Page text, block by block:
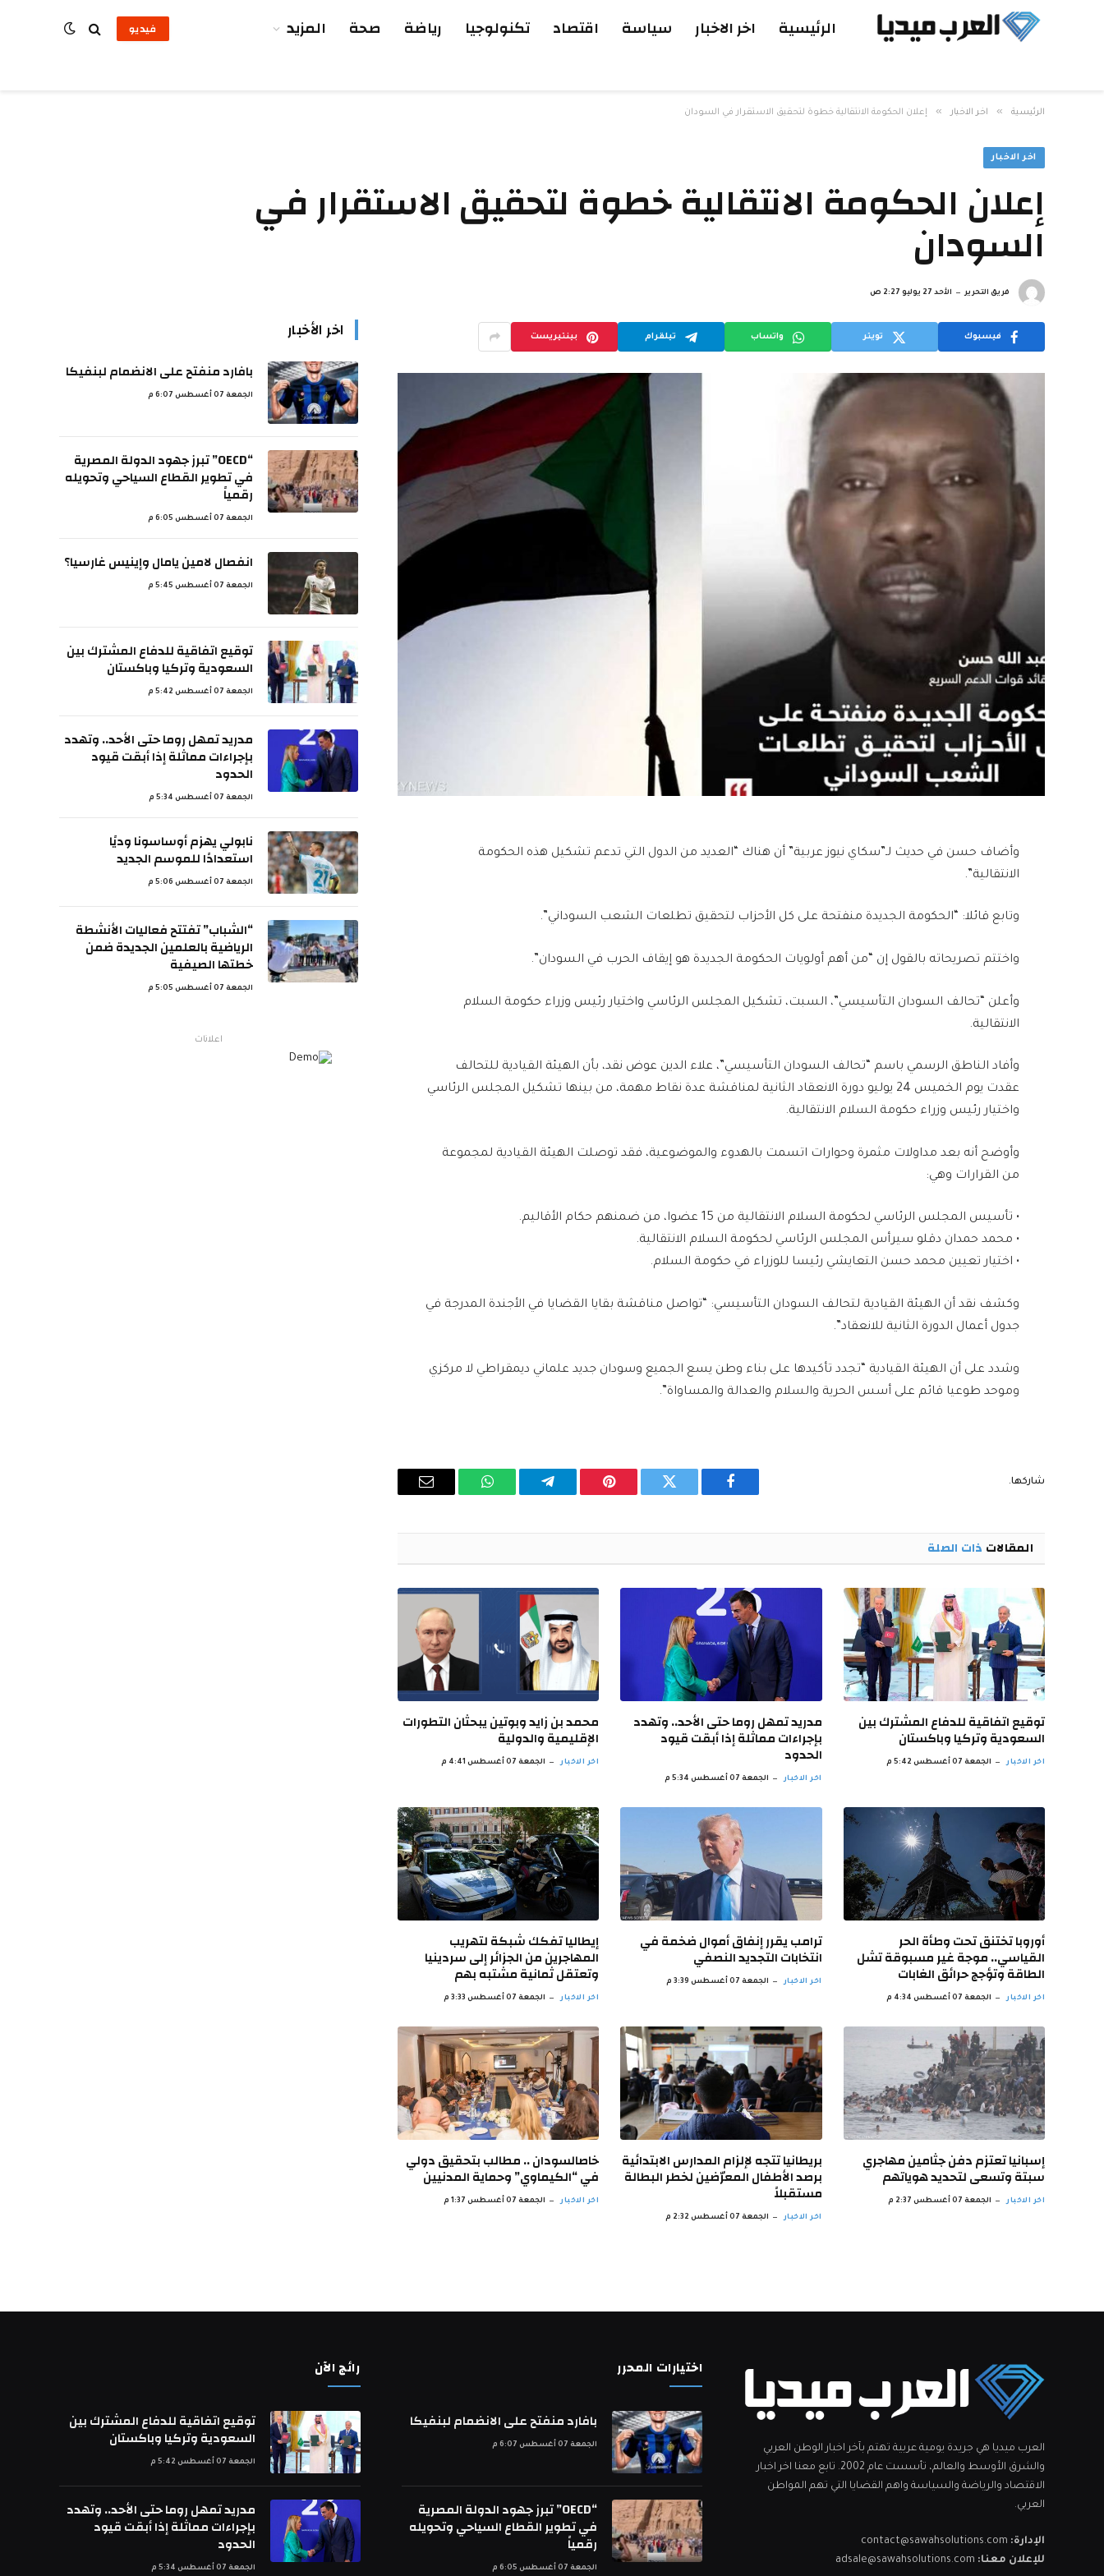
الرئيسية اخر الاخبار سياسة اقتصاد تكنولوجيا رياضة صحة المزيد فيديو
الرئيسية » اخر الاخبار » إعلان الحكومة الانتقالية خطوة لتحقيق الاستقرار في السودان
اخر الاخبار
إعلان الحكومة الانتقالية خطوة لتحقيق الاستقرار في
السودان
فريق التحرير الأحد 27 يوليو 2:27 ص
فيسبوك تويتر واتساب تيلقرام بينتيريست
وأضاف حسن في حديث لـ”سكاي نيوز عربية” أن هناك “العديد من الدول التي تدعم تشكيل هذه الحكومة
الانتقالية”.
وتابع قائلا: “الحكومة الجديدة منفتحة على كل الأحزاب لتحقيق تطلعات الشعب السوداني”.
واختتم تصريحاته بالقول إن “من أهم أولويات الحكومة الجديدة هو إيقاف الحرب في السودان”.
وأعلن “تحالف السودان التأسيسي”، السبت، تشكيل المجلس الرئاسي واختيار رئيس وزراء حكومة السلام
الانتقالية.
وأفاد الناطق الرسمي باسم “تحالف السودان التأسيسي”، علاء الدين عوض نقد، بأن الهيئة القيادية للتحالف
عقدت يوم الخميس 24 يوليو دورة الانعقاد الثانية لمناقشة عدة نقاط مهمة، من بينها تشكيل المجلس الرئاسي
واختيار رئيس وزراء حكومة السلام الانتقالية.
وأوضح أنه بعد مداولات مثمرة وحوارات اتسمت بالهدوء والموضوعية، فقد توصلت الهيئة القيادية لمجموعة
من القرارات وهي:
• تأسيس المجلس الرئاسي لحكومة السلام الانتقالية من 15 عضوا، من ضمنهم حكام الأقاليم.
• محمد حمدان دقلو سيرأس المجلس الرئاسي لحكومة السلام الانتقالية.
• اختيار تعيين محمد حسن التعايشي رئيسا للوزراء في حكومة السلام.
وكشف نقد أن الهيئة القيادية لتحالف السودان التأسيسي: “تواصل مناقشة بقايا القضايا في الأجندة المدرجة في
جدول أعمال الدورة الثانية للانعقاد”.
وشدد على أن الهيئة القيادية “تجدد تأكيدها على بناء وطن يسع الجميع وسودان جديد علماني ديمقراطي لا مركزي
وموحد طوعيا قائم على أسس الحرية والسلام والعدالة والمساواة”.
شاركها.
فيسبوك تويتر بينتيريستتيلقرام واتساب
البريد
المقالات ذات الصلة
توقيع اتفاقية للدفاع المشترك بين
السعودية وتركيا وباكستان
اخر الاخبار الجمعة 07 أغسطس 5:42 م
مدريد تمهل روما حتى الأحد.. وتهدد
بإجراءات مماثلة إذا أبقت قيود
الحدود
اخر الاخبار الجمعة 07 أغسطس 5:34 م
محمد بن زايد وبوتين يبحثان التطورات
الإقليمية والدولية
اخر الاخبار الجمعة 07 أغسطس 4:41 م
أوروبا تختنق تحت وطأة الحر
القياسي.. موجة غير مسبوقة تشل
الطاقة وتؤجج حرائق الغابات
اخر الاخبار الجمعة 07 أغسطس 4:34 م
ترامب يقرر إنفاق أموال ضخمة في
انتخابات التجديد النصفي
اخر الاخبار الجمعة 07 أغسطس 3:39 م
إيطاليا تفكك شبكة لتهريب
المهاجرين من الجزائر إلى سردينيا
وتعتقل ثمانية مشتبه بهم
اخر الاخبار الجمعة 07 أغسطس 3:33 م
إسبانيا تعتزم دفن جثامين مهاجري
سبتة وتسعى لتحديد هوياتهم
اخر الاخبار الجمعة 07 أغسطس 2:37 م
بريطانيا تتجه لإلزام المدارس الابتدائية
برصد الأطفال المعرّضين لخطر البطالة
مستقبلاً
اخر الاخبار الجمعة 07 أغسطس 2:32 م
خاصالسودان .. مطالب بتحقيق دولي
في “الكيماوي” وحماية المدنيين
اخر الاخبار الجمعة 07 أغسطس 1:37 م
اخر الأخبار
بافارد منفتح على الانضمام لبنفيكا
الجمعة 07 أغسطس 6:07 م
“OECD” تبرز جهود الدولة المصرية
في تطوير القطاع السياحي وتحويله
رقمياً
الجمعة 07 أغسطس 6:05 م
انفصال لامين يامال وإينيس غارسيا؟
الجمعة 07 أغسطس 5:45 م
توقيع اتفاقية للدفاع المشترك بين
السعودية وتركيا وباكستان
الجمعة 07 أغسطس 5:42 م
مدريد تمهل روما حتى الأحد.. وتهدد
بإجراءات مماثلة إذا أبقت قيود
الحدود
الجمعة 07 أغسطس 5:34 م
نابولي يهزم أوساسونا وديًا
استعدادًا للموسم الجديد
الجمعة 07 أغسطس 5:06 م
“الشباب” تفتتح فعاليات الأنشطة
الرياضية بالعلمين الجديدة ضمن
خطتها الصيفية
الجمعة 07 أغسطس 5:05 م
اعلانات
العرب ميديا هي جريدة يومية عربية تهتم بآخر اخبار الوطن العربي
والشرق الأوسط والعالم، تأسست عام 2002. تابع معنا اخر اخبار
الاقتصاد والرياضة والسياسة واهم القضايا التي تهم المواطن
العربي.
الإدارة: contact@sawahsolutions.com
للإعلان معنا: adsale@sawahsolutions.com
اختيارات المحرر
بافارد منفتح على الانضمام لبنفيكا
الجمعة 07 أغسطس 6:07 م
“OECD” تبرز جهود الدولة المصرية
في تطوير القطاع السياحي وتحويله
رقمياً
الجمعة 07 أغسطس 6:05 م
رائج الآن
توقيع اتفاقية للدفاع المشترك بين
السعودية وتركيا وباكستان
الجمعة 07 أغسطس 5:42 م
مدريد تمهل روما حتى الأحد.. وتهدد
بإجراءات مماثلة إذا أبقت قيود
الحدود
الجمعة 07 أغسطس 5:34 م